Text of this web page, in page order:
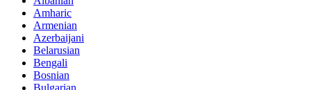
Amharic
Armenian
Azerbaijani
Belarusian
Bengali
Bosnian